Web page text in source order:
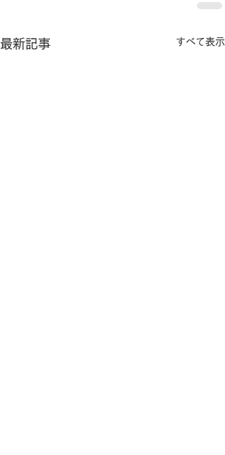
最新記事 すべて表示